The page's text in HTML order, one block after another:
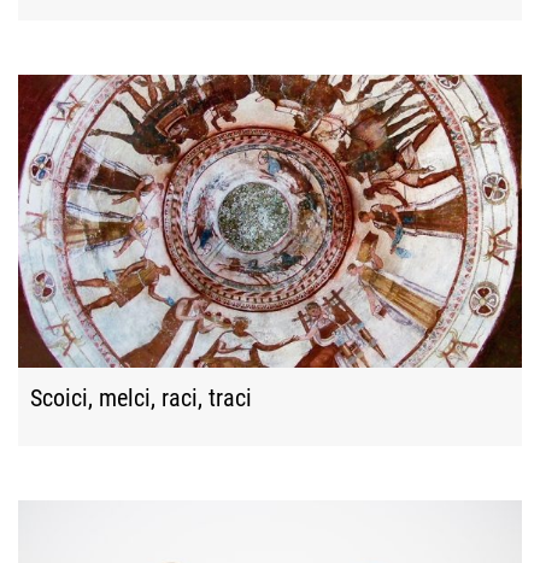
Scoici, melci, raci, traci